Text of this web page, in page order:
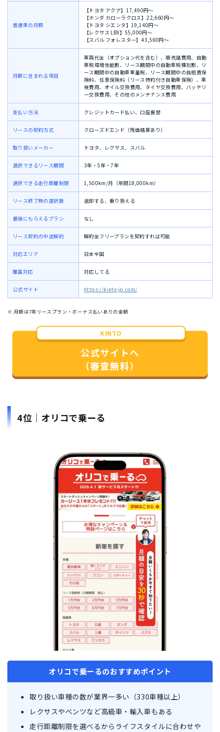
普通車の月額
【トヨタ アクア】17,490円〜
【ホンダ カローラクロス】22,660円〜
【トヨタ シエンタ】19,140円〜
【レクサス LBX】55,000円〜
【スバル フォレスター】43,560円〜
月額に含まれる項目
車両代金（オプション代を含む）、 販売諸費用、 自動
車税環境性能割、 リース期間中の自動車税種別割、 リ
ース期間中の自動車重量税、 リース期間中の自賠責保
険料、任意保険料（リース特約付き自動車保険）、車
検費用、 オイル交換費用、 タイヤ交換費用、 バッテリ
ー交換費用、その他のメンテナンス費用
支払い方法 クレジットカード払い、口座振替
リースの契約方式 クローズドエンド（残価精算あり）
取り扱いメーカー トヨタ、レクサス、スバル
選択できるリース期間 3年・5年・7年
選択できる走行距離制限 1,500km/月（年間18,000km）
リース終了時の選択肢 返却する、乗り換える
最後にもらえるプラン なし
リース契約の中途解約 解約金フリープランを契約すれば可能
対応エリア 日本全国
離島対応 対応してる
公式サイト https://kinto-jp.com/
※ 月額は7年リースプラン・ボーナス払いありの金額
KINTO
公式サイトへ
（審査無料）
4位｜オリコで乗ーる
オリコで乗ーるのおすすめポイント
取り扱い車種の数が業界一多い（330車種以上）
レクサスやベンツなど高級車・輸入車もある
走行距離制限を選べるからライフスタイルに合わせや